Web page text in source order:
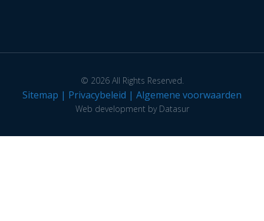
© 2026 All Rights Reserved.
Sitemap | Privacybeleid | Algemene voorwaarden
Web development by Datasur